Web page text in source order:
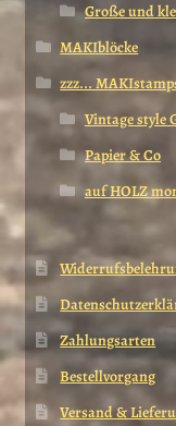
Große und
MAKIblöcke
zzz...
Vintage style
Papier & Co
auf HOLZ
Zahlungsarten
Bestellvorgang
Versand &